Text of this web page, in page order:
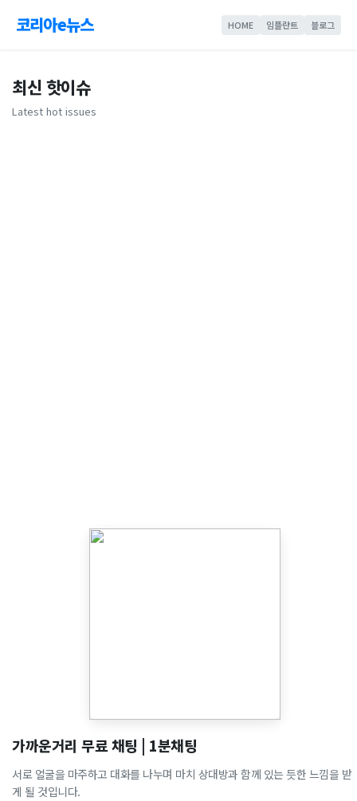
코리아e뉴스 HOME 임플란트 블로그
최신 핫이슈
Latest hot issues
가까운거리 무료 채팅 | 1분채팅
서로 얼굴을 마주하고 대화를 나누며 마치 상대방과 함께 있는 듯한 느낌을 받
게 될 것입니다.